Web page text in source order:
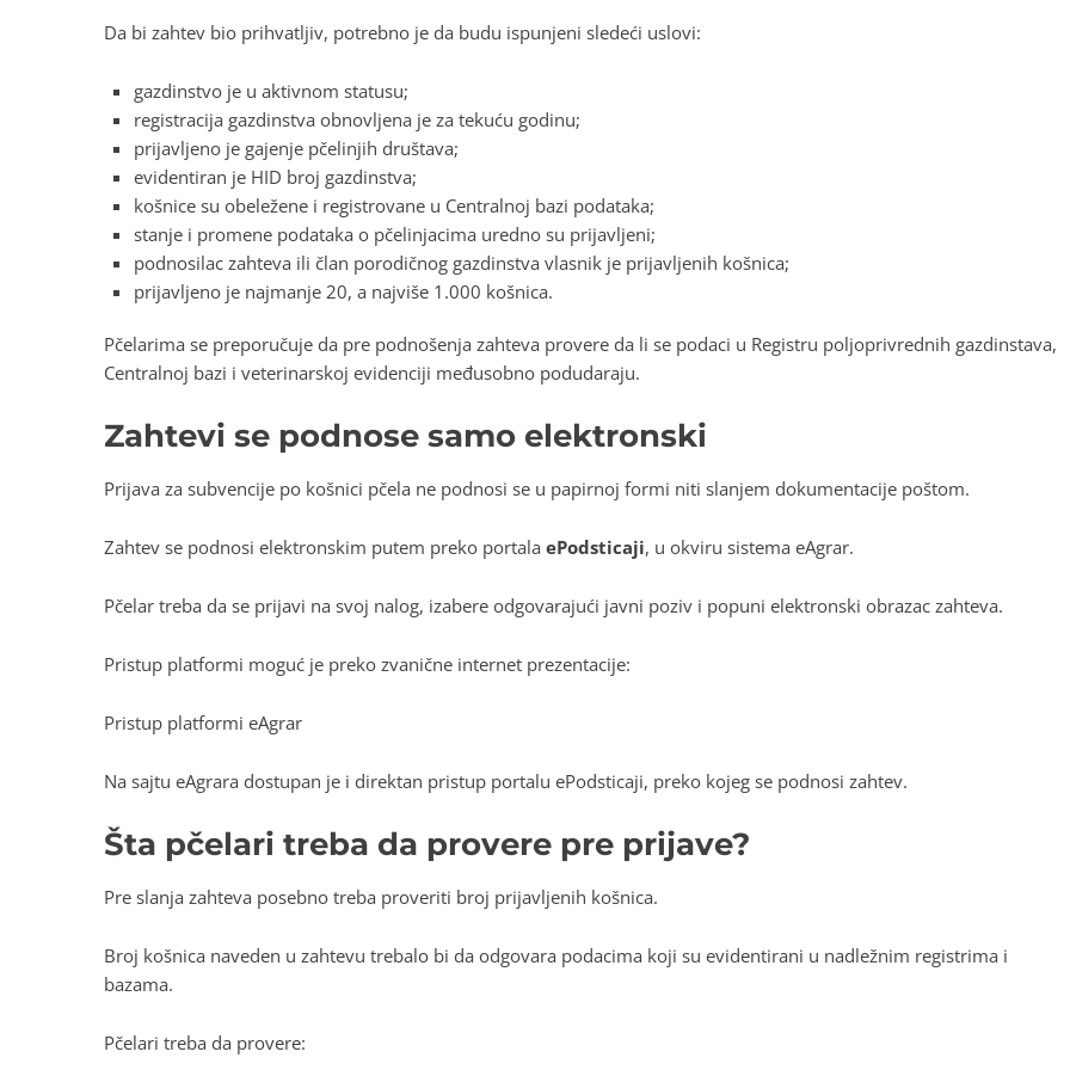
Da bi zahtev bio prihvatljiv, potrebno je da budu ispunjeni sledeći uslovi:
gazdinstvo je u aktivnom statusu;
registracija gazdinstva obnovljena je za tekuću godinu;
prijavljeno je gajenje pčelinjih društava;
evidentiran je HID broj gazdinstva;
košnice su obeležene i registrovane u Centralnoj bazi podataka;
stanje i promene podataka o pčelinjacima uredno su prijavljeni;
podnosilac zahteva ili član porodičnog gazdinstva vlasnik je prijavljenih košnica;
prijavljeno je najmanje 20, a najviše 1.000 košnica.
Pčelarima se preporučuje da pre podnošenja zahteva provere da li se podaci u Registru poljoprivrednih gazdinstava,
Centralnoj bazi i veterinarskoj evidenciji međusobno podudaraju.
Zahtevi se podnose samo elektronski
Prijava za subvencije po košnici pčela ne podnosi se u papirnoj formi niti slanjem dokumentacije poštom.
Zahtev se podnosi elektronskim putem preko portala ePodsticaji, u okviru sistema eAgrar.
Pčelar treba da se prijavi na svoj nalog, izabere odgovarajući javni poziv i popuni elektronski obrazac zahteva.
Pristup platformi moguć je preko zvanične internet prezentacije:
Pristup platformi eAgrar
Na sajtu eAgrara dostupan je i direktan pristup portalu ePodsticaji, preko kojeg se podnosi zahtev.
Šta pčelari treba da provere pre prijave?
Pre slanja zahteva posebno treba proveriti broj prijavljenih košnica.
Broj košnica naveden u zahtevu trebalo bi da odgovara podacima koji su evidentirani u nadležnim registrima i
bazama.
Pčelari treba da provere: